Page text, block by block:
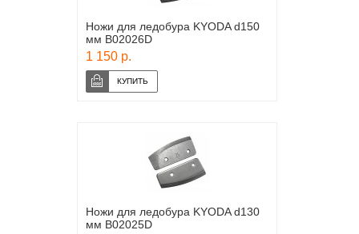
Ножи для ледобура KYODA d150
мм B02026D
1 150 р.
Ножи для ледобура KYODA d130
мм B02025D